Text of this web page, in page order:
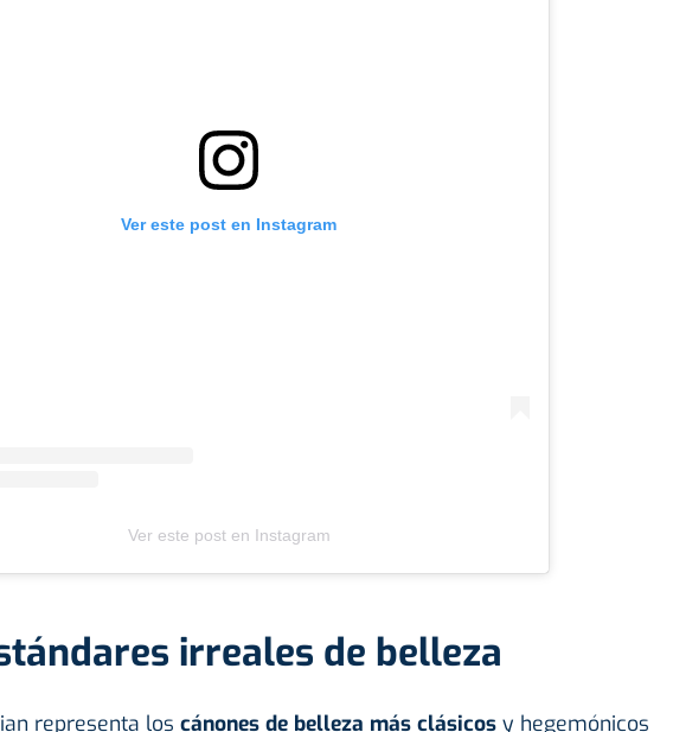
Ver este post en Instagram
Ver este post en Instagram
irreales de belleza
representa los cánones de belleza más clásicosy hegemónicos